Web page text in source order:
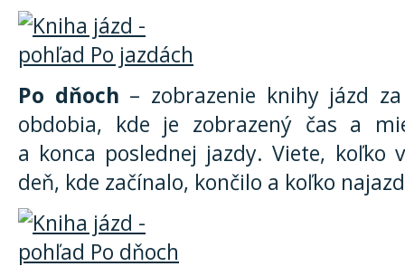
Po dňoch – zobrazenie knihy jázd
obdobia, kde je zobrazený čas a
a konca poslednej jazdy. Viete, koľko
deň, kde začínalo, končilo a koľko